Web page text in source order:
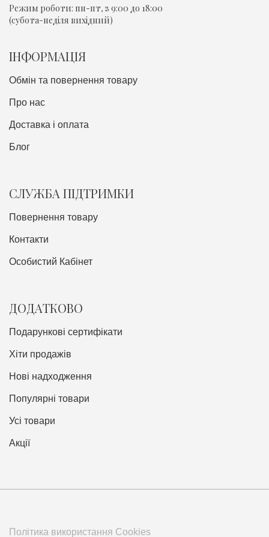
Режим роботи: пн-пт, з 9:00 до 18:00
(субота-неділя вихідний)
ІНФОРМАЦІЯ
Обмін та повернення товару
Про нас
Доставка i оплата
Блог
СЛУЖБА ПІДТРИМКИ
Повернення товару
Контакти
Особистий Кабінет
ДОДАТКОВО
Подарункові сертифікати
Хіти продажів
Нові надходження
Популярні товари
Усі товари
Акції
Політика використання Cookies